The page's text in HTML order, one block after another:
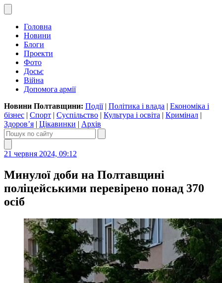
Головна
Новини
Блоги
Проекти
Фото
Досьє
Війна
Допомога армії
Новини Полтавщини: Події| Політика і влада | Економіка і
бізнес | Спорт | Суспільство | Культура і освіта | Кримінал |
Здоров’я | Цікавинки | Архів
21 червня 2024, 09:12
Минулої доби на Полтавщині
поліцейськими перевірено понад 370
осіб